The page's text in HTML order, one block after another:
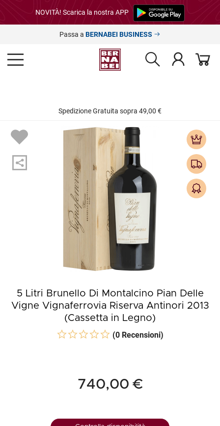
NOVITÀ! Scarica la nostra APP
Passa a BERNABEI BUSINESS
Spedizione Gratuita sopra 49,00 €
5 Litri Brunello Di Montalcino Pian Delle
Vigne Vignaferrovia Riserva Antinori 2013
(Cassetta in Legno)
(0 Recensioni)
740,00 €